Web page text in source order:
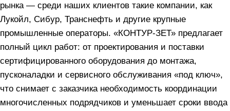
рынка — среди наших клиентов такие компании, как
Лукойл, Сибур, Транснефть и другие крупные
промышленные операторы. «КОНТУР-ЗЕТ» предлагает
полный цикл работ: от проектирования и поставки
сертифицированного оборудования до монтажа,
пусконаладки и сервисного обслуживания «под ключ»,
что снимает с заказчика необходимость координации
многочисленных подрядчиков и уменьшает сроки ввода